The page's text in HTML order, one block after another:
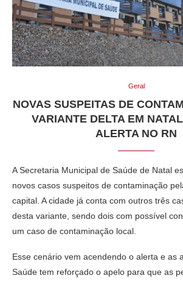
Geral
NOVAS SUSPEITAS DE
VARIANTE DELTA EM
ALERTA NO RN
A Secretaria Municipal de Saúde de Natal
novos casos suspeitos de contaminação
capital. A cidade já conta com outros três
desta variante, sendo dois com possível
um caso de contaminação local.
Esse cenário vem acendendo o alerta e as
Saúde tem reforçado o apelo para que as